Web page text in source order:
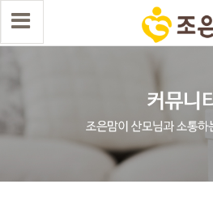
select wr_id, wr_subject from
= 0 and wr_datetime <= '2026-04-09
order by wr_datetime desc limit 1 asdasf